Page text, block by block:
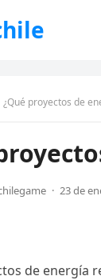
¿Qué proyectos de
· 23 de
de energía